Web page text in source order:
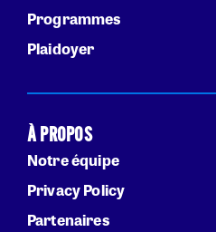
Programmes
Plaidoyer
À PROPOS
Notre équipe
Privacy Policy
Partenaires